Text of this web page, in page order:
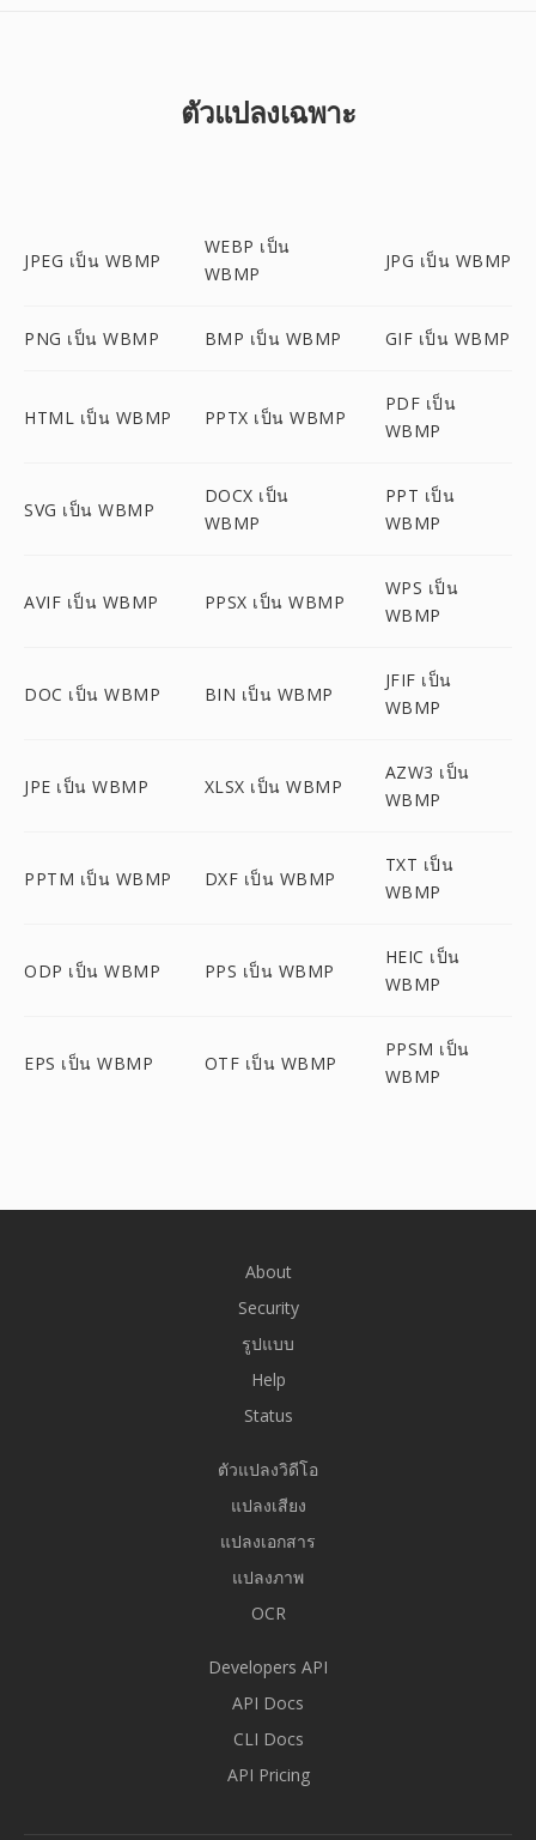
ตัวแปลงเฉพาะ
JPEG เป็น WBMP
WEBP เป็น
WBMP
JPG เป็น WBMP
PNG เป็น WBMP BMP เป็น WBMP GIF เป็น WBMP
HTML เป็น WBMP PPTX เป็น WBMP
PDF เป็น
WBMP
SVG เป็น WBMP
DOCX เป็น
WBMP
PPT เป็น
WBMP
AVIF เป็น WBMP PPSX เป็น WBMP
WPS เป็น
WBMP
DOC เป็น WBMP BIN เป็น WBMP
JFIF เป็น
WBMP
JPE เป็น WBMP XLSX เป็น WBMP
AZW3 เป็น
WBMP
PPTM เป็น WBMP DXF เป็น WBMP
TXT เป็น
WBMP
ODP เป็น WBMP PPS เป็น WBMP
HEIC เป็น
WBMP
EPS เป็น WBMP OTF เป็น WBMP
PPSM เป็น
WBMP
About
Security
รูปแบบ
Help
Status
ตัวแปลงวิดีโอ
แปลงเสียง
แปลงเอกสาร
แปลงภาพ
OCR
Developers API
API Docs
CLI Docs
API Pricing